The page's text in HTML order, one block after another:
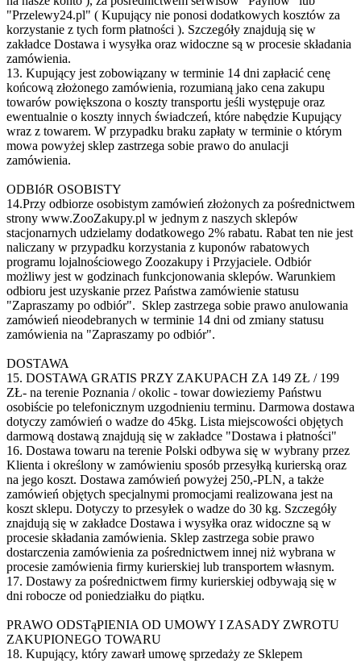
"Przelewy24.pl" ( Kupujący nie ponosi dodatkowych kosztów za
korzystanie z tych form płatności ). Szczegóły znajdują się w
zakładce Dostawa i wysyłka oraz widoczne są w procesie składania
zamówienia.
13. Kupujący jest zobowiązany w terminie 14 dni zapłacić cenę
końcową złożonego zamówienia, rozumianą jako cena zakupu
towarów powiększona o koszty transportu jeśli występuje oraz
ewentualnie o koszty innych świadczeń, które nabędzie Kupujący
wraz z towarem. W przypadku braku zapłaty w terminie o którym
mowa powyżej sklep zastrzega sobie prawo do anulacji
zamówienia.
ODBIóR OSOBISTY
14.Przy odbiorze osobistym zamówień złożonych za pośrednictwem
strony www.ZooZakupy.pl w jednym z naszych sklepów
stacjonarnych udzielamy dodatkowego 2% rabatu. Rabat ten nie jest
naliczany w przypadku korzystania z kuponów rabatowych
programu lojalnościowego Zoozakupy i Przyjaciele. Odbiór
możliwy jest w godzinach funkcjonowania sklepów. Warunkiem
odbioru jest uzyskanie przez Państwa zamówienie statusu
"Zapraszamy po odbiór". Sklep zastrzega sobie prawo anulowania
zamówień nieodebranych w terminie 14 dni od zmiany statusu
zamówienia na "Zapraszamy po odbiór".
DOSTAWA
15. DOSTAWA GRATIS PRZY ZAKUPACH ZA 149 ZŁ / 199
ZŁ- na terenie Poznania / okolic - towar dowieziemy Państwu
osobiście po telefonicznym uzgodnieniu terminu. Darmowa dostawa
dotyczy zamówień o wadze do 45kg. Lista miejscowości objętych
darmową dostawą znajdują się w zakładce "Dostawa i płatności"
16. Dostawa towaru na terenie Polski odbywa się w wybrany przez
Klienta i określony w zamówieniu sposób przesyłką kurierską oraz
na jego koszt. Dostawa zamówień powyżej 250,-PLN, a także
zamówień objętych specjalnymi promocjami realizowana jest na
koszt sklepu. Dotyczy to przesyłek o wadze do 30 kg. Szczegóły
znajdują się w zakładce Dostawa i wysyłka oraz widoczne są w
procesie składania zamówienia. Sklep zastrzega sobie prawo
dostarczenia zamówienia za pośrednictwem innej niż wybrana w
procesie zamówienia firmy kurierskiej lub transportem własnym.
17. Dostawy za pośrednictwem firmy kurierskiej odbywają się w
dni robocze od poniedziałku do piątku.
PRAWO ODSTąPIENIA OD UMOWY I ZASADY ZWROTU
ZAKUPIONEGO TOWARU
18. Kupujący, który zawarł umowę sprzedaży ze Sklepem